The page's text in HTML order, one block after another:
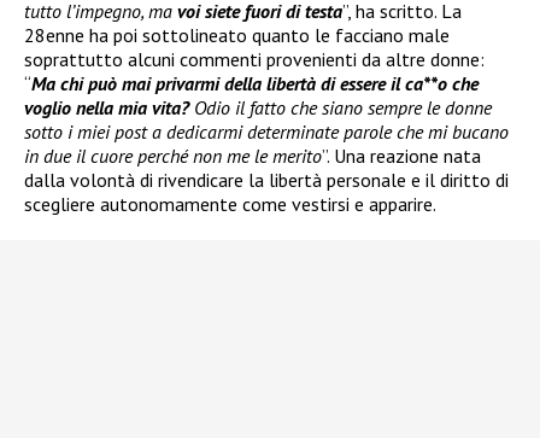
tutto l’impegno, ma voi siete fuori di testa”, ha scritto. La
28enne ha poi sottolineato quanto le facciano male
soprattutto alcuni commenti provenienti da altre donne:
“Ma chi può mai privarmi della libertà di essere il ca**o che
voglio nella mia vita? Odio il fatto che siano sempre le donne
sotto i miei post a dedicarmi determinate parole che mi bucano
in due il cuore perché non me le merito”. Una reazione nata
dalla volontà di rivendicare la libertà personale e il diritto di
scegliere autonomamente come vestirsi e apparire.